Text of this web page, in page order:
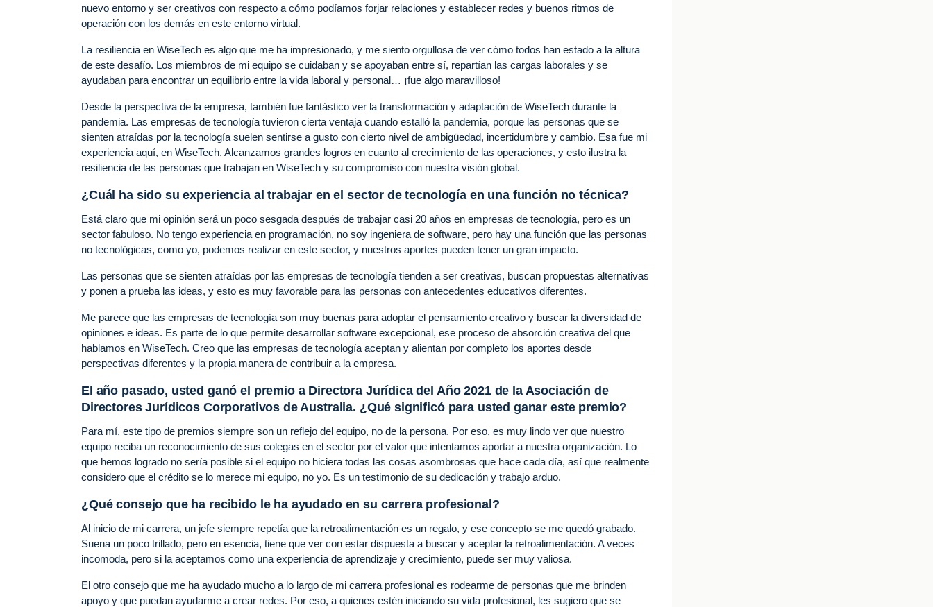
nuevo entorno y ser creativos con respecto a cómo podíamos forjar relaciones y establecer redes y buenos ritmos de
operación con los demás en este entorno virtual.
La resiliencia en WiseTech es algo que me ha impresionado, y me siento orgullosa de ver cómo todos han estado a la altura
de este desafío. Los miembros de mi equipo se cuidaban y se apoyaban entre sí, repartían las cargas laborales y se
ayudaban para encontrar un equilibrio entre la vida laboral y personal… ¡fue algo maravilloso!
Desde la perspectiva de la empresa, también fue fantástico ver la transformación y adaptación de WiseTech durante la
pandemia. Las empresas de tecnología tuvieron cierta ventaja cuando estalló la pandemia, porque las personas que se
sienten atraídas por la tecnología suelen sentirse a gusto con cierto nivel de ambigüedad, incertidumbre y cambio. Esa fue mi
experiencia aquí, en WiseTech. Alcanzamos grandes logros en cuanto al crecimiento de las operaciones, y esto ilustra la
resiliencia de las personas que trabajan en WiseTech y su compromiso con nuestra visión global.
¿Cuál ha sido su experiencia al trabajar en el sector de tecnología en una función no técnica?
Está claro que mi opinión será un poco sesgada después de trabajar casi 20 años en empresas de tecnología, pero es un
sector fabuloso. No tengo experiencia en programación, no soy ingeniera de software, pero hay una función que las personas
no tecnológicas, como yo, podemos realizar en este sector, y nuestros aportes pueden tener un gran impacto.
Las personas que se sienten atraídas por las empresas de tecnología tienden a ser creativas, buscan propuestas alternativas
y ponen a prueba las ideas, y esto es muy favorable para las personas con antecedentes educativos diferentes.
Me parece que las empresas de tecnología son muy buenas para adoptar el pensamiento creativo y buscar la diversidad de
opiniones e ideas. Es parte de lo que permite desarrollar software excepcional, ese proceso de absorción creativa del que
hablamos en WiseTech. Creo que las empresas de tecnología aceptan y alientan por completo los aportes desde
perspectivas diferentes y la propia manera de contribuir a la empresa.
El año pasado, usted ganó el premio a Directora Jurídica del Año 2021 de la Asociación de
Directores Jurídicos Corporativos de Australia. ¿Qué significó para usted ganar este premio?
Para mí, este tipo de premios siempre son un reflejo del equipo, no de la persona. Por eso, es muy lindo ver que nuestro
equipo reciba un reconocimiento de sus colegas en el sector por el valor que intentamos aportar a nuestra organización. Lo
que hemos logrado no sería posible si el equipo no hiciera todas las cosas asombrosas que hace cada día, así que realmente
considero que el crédito se lo merece mi equipo, no yo. Es un testimonio de su dedicación y trabajo arduo.
¿Qué consejo que ha recibido le ha ayudado en su carrera profesional?
Al inicio de mi carrera, un jefe siempre repetía que la retroalimentación es un regalo, y ese concepto se me quedó grabado.
Suena un poco trillado, pero en esencia, tiene que ver con estar dispuesta a buscar y aceptar la retroalimentación. A veces
incomoda, pero si la aceptamos como una experiencia de aprendizaje y crecimiento, puede ser muy valiosa.
El otro consejo que me ha ayudado mucho a lo largo de mi carrera profesional es rodearme de personas que me brinden
apoyo y que puedan ayudarme a crear redes. Por eso, a quienes estén iniciando su vida profesional, les sugiero que se